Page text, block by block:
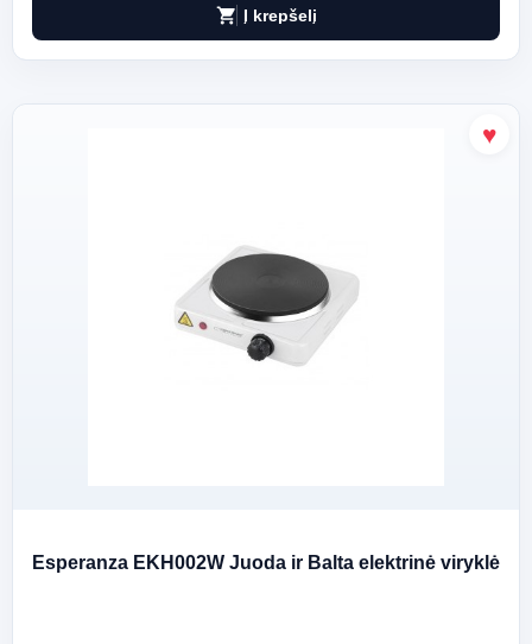
shopping_cart Į krepšelį
Esperanza EKH002W Juoda ir Balta elektrinė viryklė